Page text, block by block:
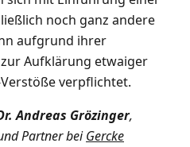
noch ganz andere
aufgrund ihrer
Aufklärung etwaiger
verpflichtet.
Andreas Grözinger,
Partner beiGercke